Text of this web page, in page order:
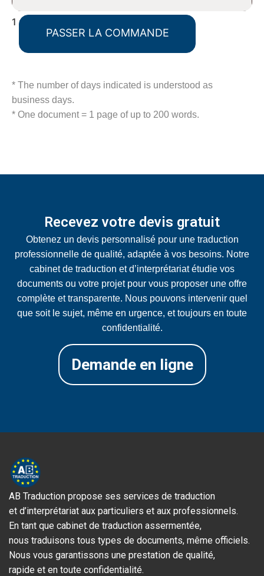
1
PASSER LA COMMANDE
* The number of days indicated is understood as
business days.
* One document = 1 page of up to 200 words.
Recevez votre devis gratuit
Obtenez un devis personnalisé pour une traduction
professionnelle de qualité, adaptée à vos besoins. Notre
cabinet de traduction et d’interprétariat étudie vos
documents ou votre projet pour vous proposer une offre
complète et transparente. Nous pouvons intervenir quel
que soit le sujet, même en urgence, et toujours en toute
confidentialité.
Demande en ligne
AB Traduction propose ses services de traduction
et d’interprétariat aux particuliers et aux professionnels.
En tant que cabinet de traduction assermentée,
nous traduisons tous types de documents, même officiels.
Nous vous garantissons une prestation de qualité,
rapide et en toute confidentialité.